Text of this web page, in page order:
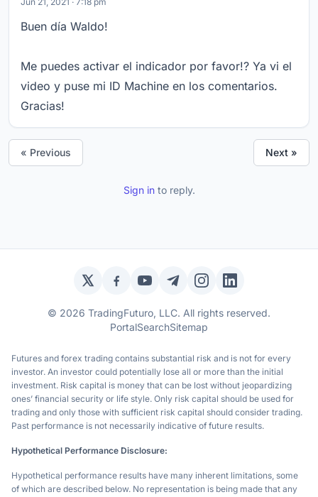
Buen día Waldo!
Me puedes activar el indicador por favor!? Ya vi el
video y puse mi ID Machine en los comentarios.
Gracias!
« Previous Next »
Sign into reply.
Twitter / XFacebookYouTubeTelegramInstagramLinkedIn
© 2026 TradingFuturo, LLC. All rights reserved.
PortalSearchSitemap
Futures and forex trading contains substantial risk and is not for every
investor. An investor could potentially lose all or more than the initial
investment. Risk capital is money that can be lost without jeopardizing
ones’ financial security or life style. Only risk capital should be used for
trading and only those with sufficient risk capital should consider trading.
Past performance is not necessarily indicative of future results.
Hypothetical Performance Disclosure:
Hypothetical performance results have many inherent limitations, some
of which are described below. No representation is being made that any